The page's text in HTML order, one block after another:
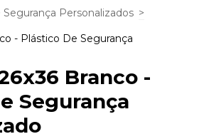
Personalizados >
- Plástico De Segurança
Branco -
Segurança